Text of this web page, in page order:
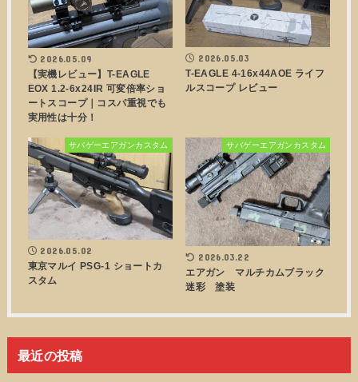
2026.05.09
【実機レビュー】T-EAGLE
EOX 1.2-6x24IR 可変倍率ショ
ートスコープ｜コスパ重視でも
実用性は十分！
2026.05.03
T-EAGLE 4-16x44AOE ライフ
ルスコープ レビュー
サバゲーエアガンカスタム
2026.05.02
東京マルイ PSG-1 ショートカ
スタム
サバゲーエアガンカスタム
2026.03.22
エアガン マルチカムブラック
迷彩 塗装
最近の投稿